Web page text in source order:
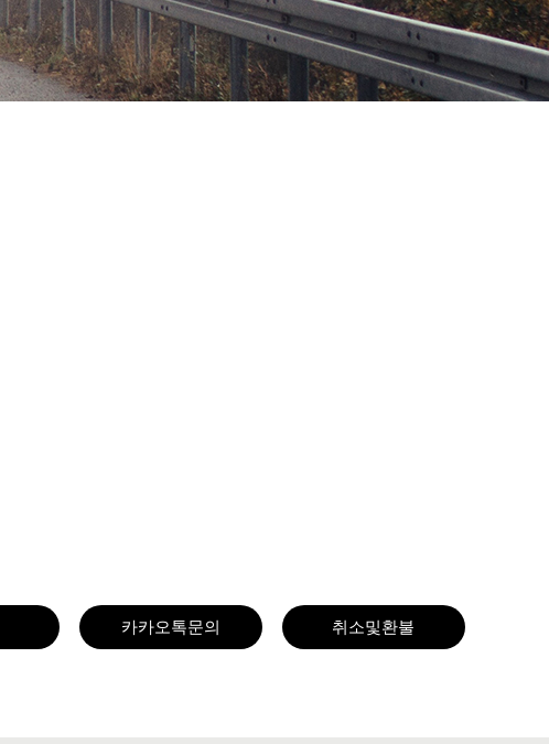
카카오톡문의 취소및환불